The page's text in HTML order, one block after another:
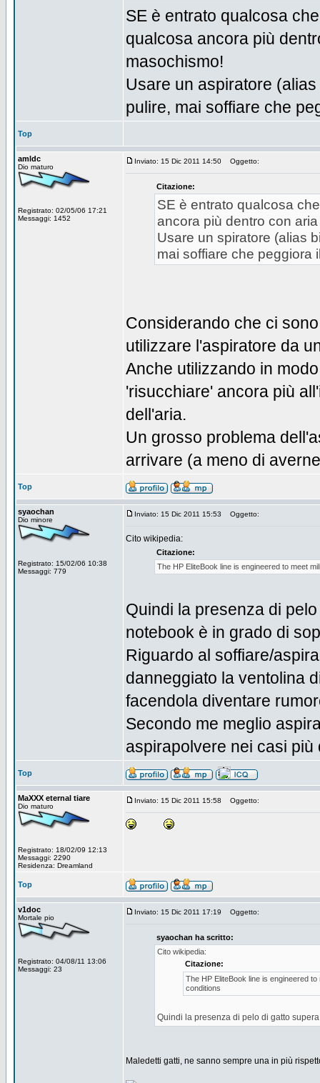
SE è entrato qualcosa
qualcosa ancora più
masochismo!
Usare un aspiratore
pulire, mai soffiare che
Top
amldc
Dio maturo
Registrato: 02/05/06 17:21
Messaggi: 1452
Inviato: 15 Dic 2011 14:50 Oggetto:
Citazione:
SE è entrato qualcosa
ancora più dentro con
Usare un spiratore (alias
mai soffiare che peggiora
Considerando che ci
utilizzare l'aspiratore da
Anche utilizzando in
'risucchiare' ancora più
dell'aria.
Un grosso problema
arrivare (a meno di
Top
syaochan
Dio minore
Registrato: 15/02/06 10:38
Messaggi: 779
Inviato: 15 Dic 2011 15:53 Oggetto:
Cito wikipedia:
Citazione:
The HP EliteBook line is engineered to meet
Quindi la presenza di
notebook è in grado di
Riguardo al soffiare/
danneggiato la ventolina
facendola diventare
Secondo me meglio
aspirapolvere nei casi più
Top
MaXXX eternal tiare
Dio maturo
Registrato: 18/02/09 12:13
Messaggi: 2290
Residenza: Dreamland
Inviato: 15 Dic 2011 15:58 Oggetto:
Top
v1doc
Mortale pio
Registrato: 04/08/11 13:06
Messaggi: 23
Inviato: 15 Dic 2011 17:19 Oggetto:
syaochan ha scritto:
Cito wikipedia:
Citazione:
The HP EliteBook line is engineered
conditions
Quindi la presenza di pelo di gatto
Maledetti gatti, ne sanno sempre una in più